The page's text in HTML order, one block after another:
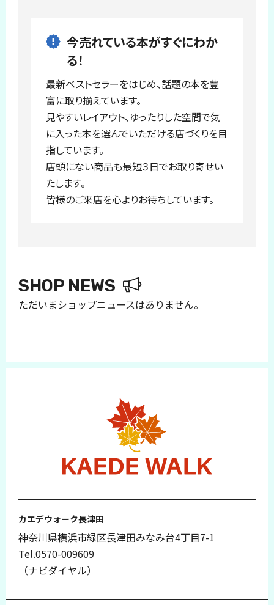
今売れている本がすぐにわか
る！
最新ベストセラーをはじめ、話題の本を豊
富に取り揃えています。
見やすいレイアウト、ゆったりした空間で気
に入った本を選んでいただける店づくりを目
指しています。
店頭にない商品も最短３日でお取り寄せい
たします。
皆様のご来店を心よりお待ちしています。
SHOP NEWS
ただいまショップニュースはありません。
カエデウォーク長津田
神奈川県横浜市緑区長津田みなみ台4丁目7-1
Tel.0570-009609
（ナビダイヤル）